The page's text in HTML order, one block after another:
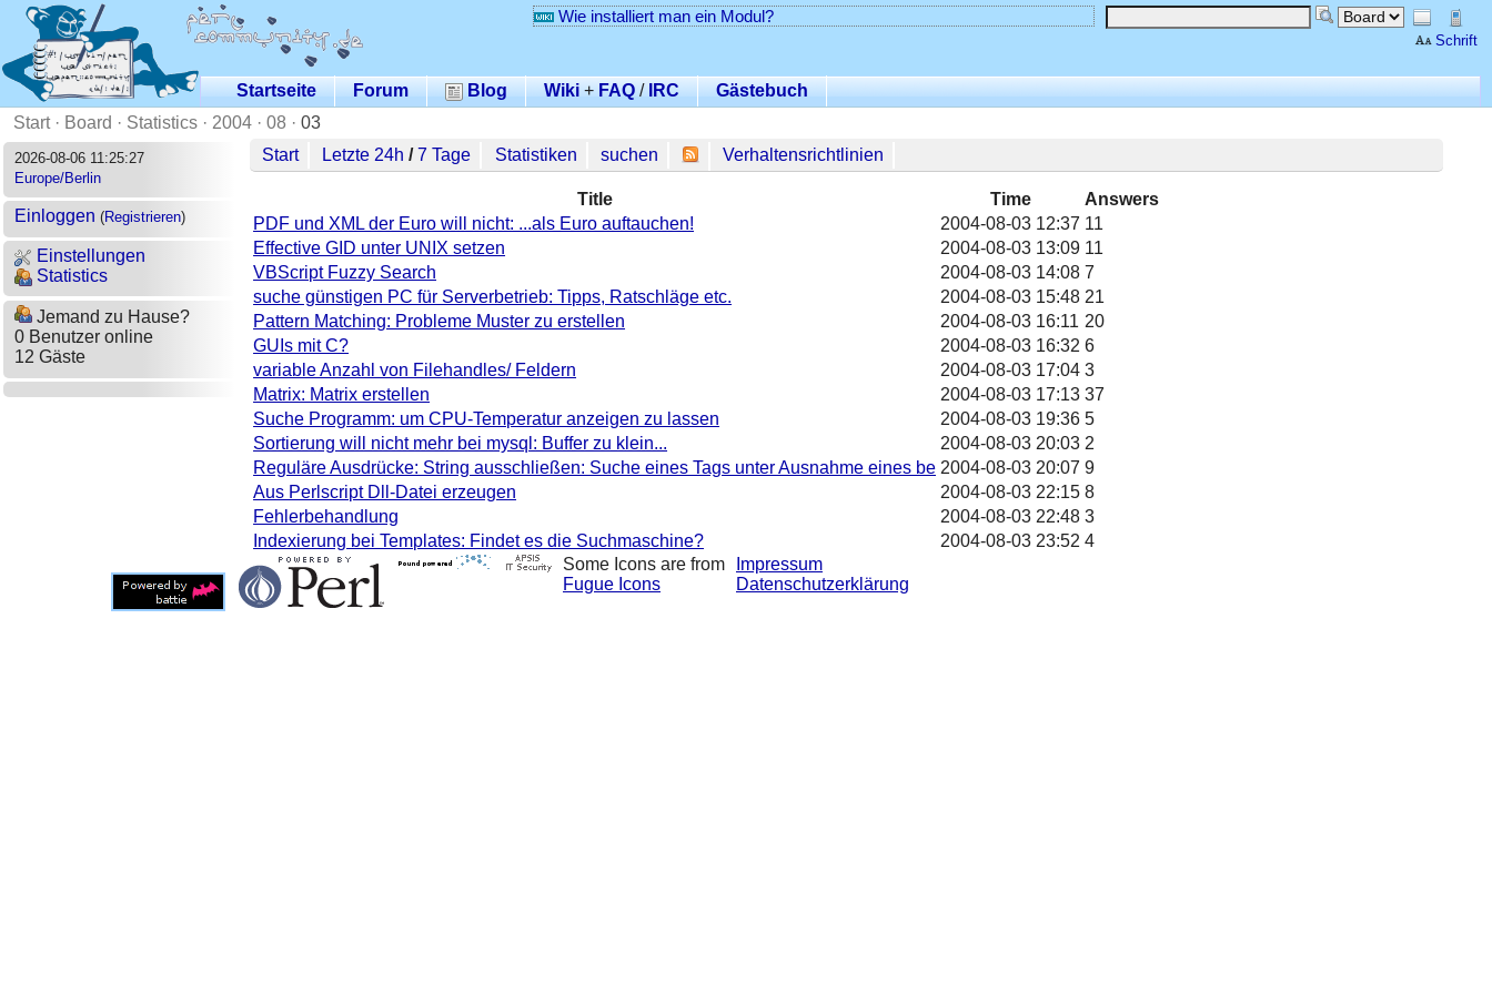
Schrift
Wie installiert man ein Modul?
Startseite Forum Blog Wiki+ FAQ /IRC
Gästebuch
Start· Board · Statistics · 2004 · 08 · 03
2026-08-06 11:25:27
Europe/Berlin
Einloggen (Registrieren)
Einstellungen
Statistics
Jemand zu Hause?
0 Benutzer online
12 Gäste
Start Letzte 24h /7 Tage Statistiken suchen Verhaltensrichtlinien
Title Time
Answers
PDF und XML der Euro will nicht: ...als Euro auftauchen!
2004-08-03 12:37 11
Effective GID unter UNIX setzen
2004-08-03 13:09 11
VBScript Fuzzy Search
2004-08-03 14:08 7
suche günstigen PC für Serverbetrieb: Tipps, Ratschläge etc.
2004-08-03 15:48 21
Pattern Matching: Probleme Muster zu erstellen
2004-08-03 16:11 20
GUIs mit C?
2004-08-03 16:32 6
variable Anzahl von Filehandles/ Feldern
2004-08-03 17:04 3
Matrix: Matrix erstellen
2004-08-03 17:13 37
Suche Programm: um CPU-Temperatur anzeigen zu lassen
2004-08-03 19:36 5
Sortierung will nicht mehr bei mysql: Buffer zu klein...
2004-08-03 20:03 2
Reguläre Ausdrücke: String ausschließen: Suche eines Tags unter Ausnahme eines be 2004-08-03 20:07 9
Aus Perlscript Dll-Datei erzeugen
2004-08-03 22:15 8
Fehlerbehandlung
2004-08-03 22:48 3
Indexierung bei Templates: Findet es die Suchmaschine?
2004-08-03 23:52 4
Some Icons are from
Fugue Icons
Impressum
Datenschutzerklärung